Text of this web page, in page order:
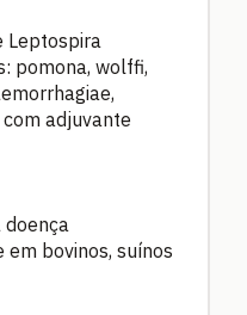
Leptospira
pomona, wolffi,
adjuvante
bovinos, suínos